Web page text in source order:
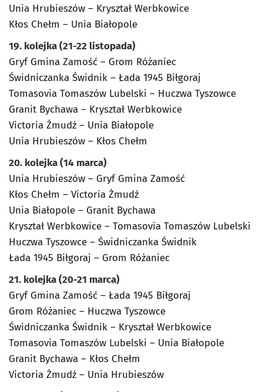
Unia Hrubieszów – Kryształ Werbkowice
Kłos Chełm – Unia Białopole
19. kolejka (21-22 listopada)
Gryf Gmina Zamość – Grom Różaniec
Świdniczanka Świdnik – Łada 1945 Biłgoraj
Tomasovia Tomaszów Lubelski – Huczwa Tyszowce
Granit Bychawa – Kryształ Werbkowice
Victoria Żmudź – Unia Białopole
Unia Hrubieszów – Kłos Chełm
20. kolejka (14 marca)
Unia Hrubieszów – Gryf Gmina Zamość
Kłos Chełm – Victoria Żmudź
Unia Białopole – Granit Bychawa
Kryształ Werbkowice – Tomasovia Tomaszów Lubelski
Huczwa Tyszowce – Świdniczanka Świdnik
Łada 1945 Biłgoraj – Grom Różaniec
21. kolejka (20-21 marca)
Gryf Gmina Zamość – Łada 1945 Biłgoraj
Grom Różaniec – Huczwa Tyszowce
Świdniczanka Świdnik – Kryształ Werbkowice
Tomasovia Tomaszów Lubelski – Unia Białopole
Granit Bychawa – Kłos Chełm
Victoria Żmudź – Unia Hrubieszów